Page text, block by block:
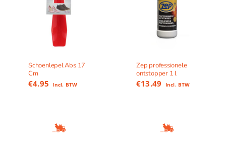
Schoenlepel Abs 17
Cm
€4.95 Incl. BTW
Zep professionele
ontstopper 1 l
€13.49 Incl. BTW